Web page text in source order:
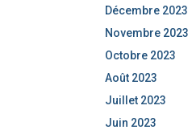
Décembre 2023
Novembre 2023
Octobre 2023
Août 2023
Juillet 2023
Juin 2023